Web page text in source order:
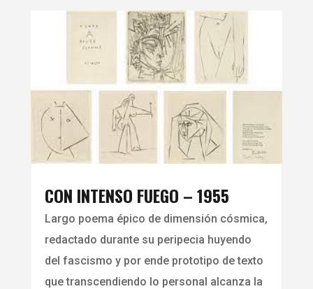
CON INTENSO FUEGO – 1955
Largo poema épico de dimensión cósmica,
redactado durante su peripecia huyendo
del fascismo y por ende prototipo de texto
que transcendiendo lo personal alcanza la